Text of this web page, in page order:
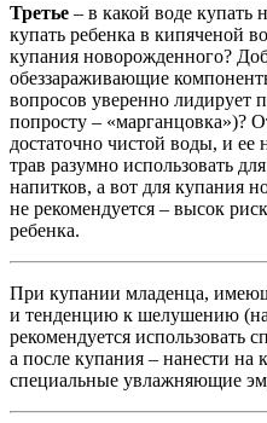
Третье – в какой воде
купать ребенка в кипяченой
купания новорожденного?
обеззараживающие
вопросов уверенно лидирует
попросту – «марганцовка»)?
достаточно чистой воды, и
трав разумно использовать
напитков, а вот для купания
не рекомендуется – высок
ребенка.
При купании младенца,
и тенденцию к шелушению
рекомендуется использовать
а после купания – нанести на
специальные увлажняющие